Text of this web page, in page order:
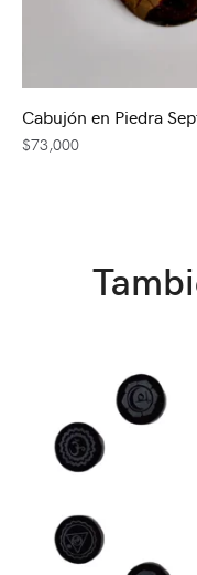
Cabujón en Piedra
$73,000